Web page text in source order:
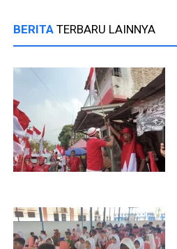
BERITA TERBARU LAINNYA